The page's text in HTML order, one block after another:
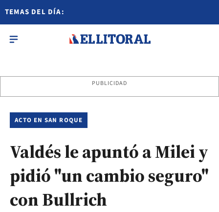
TEMAS DEL DÍA:
PUBLICIDAD
ACTO EN SAN ROQUE
Valdés le apuntó a Milei y
pidió "un cambio seguro"
con Bullrich